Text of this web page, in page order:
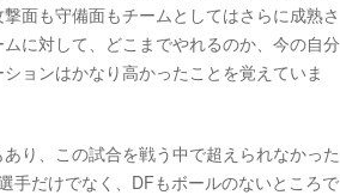
面も守備面もチームとしてはさらに成熟さ
に対して、どこまでやれるのか、今の自分
ョンはかなり高かったことを覚えていま
り、この試合を戦う中で超えられなかった
手だけでなく、DFもボールのないところで